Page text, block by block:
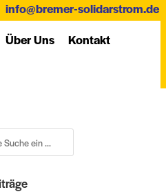
info@bremer-solidarstrom.de
Über Uns Kon­takt